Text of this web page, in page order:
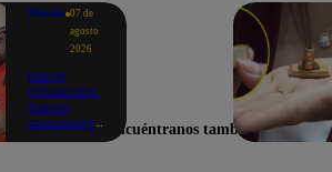
Mundo 07 de
agosto
2026
Nueve
influencers
fueron
asesinados
Encuéntranos también en